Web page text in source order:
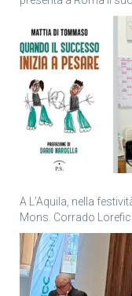
A L’Aquila, nella
Mons. Corrado